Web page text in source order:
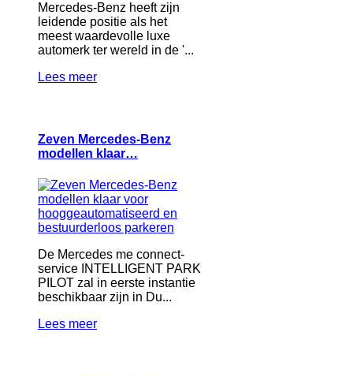
Mercedes-Benz heeft zijn
leidende positie als het
meest waardevolle luxe
automerk ter wereld in de '...
Lees meer
Zeven Mercedes-Benz
modellen klaar…
De Mercedes me connect-
service INTELLIGENT PARK
PILOT zal in eerste instantie
beschikbaar zijn in Du...
Lees meer